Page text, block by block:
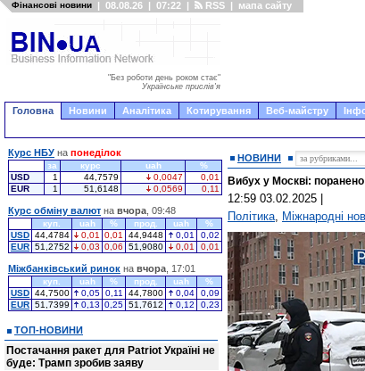
Фінансові новини | 08.08.26 | 07:22 | RSS | мапа сайту
"Без роботи день роком стає"
Українське прислів'я
Головна Новини Аналітика Котирування Веб-майстру
НОВИНИ
Вибух у Москві:
12:59 03.02.2025
Політика, Міжнародні
Курс НБУ на понеділок
за курс uah
%
USD
1 44,7579 0,0047
0,01
EUR
1 51,6148 0,0569 0,11
Курс обміну валют на вчора , 09:48
куп. uah % прод. uah
%
USD 44,4784 0,01 0,01 44,9448 0,01
0,02
EUR 51,2752 0,03 0,06 51,9080 0,01 0,01
Міжбанківський ринок на вчора , 17:01
куп. uah % прод. uah
%
USD 44,7500 0,05 0,11 44,7800 0,04
0,09
EUR 51,7399 0,13 0,25 51,7612 0,12 0,23
ТОП-НОВИНИ
Постачання ракет для Patriot Україні не
буде: Трамп зробив заяву